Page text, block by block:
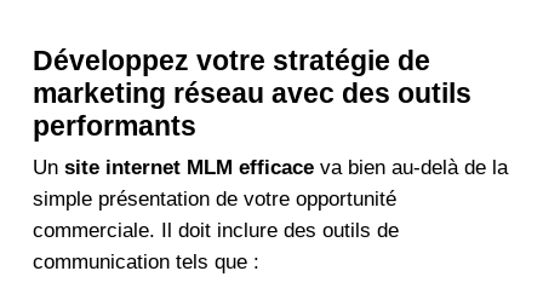
Développez votre stratégie de
marketing réseau avec des outils
performants
Un site internet MLM efficaceva bien au-delà de la
simple présentation de votre opportunité
commerciale. Il doit inclure des outils de
communication tels que :